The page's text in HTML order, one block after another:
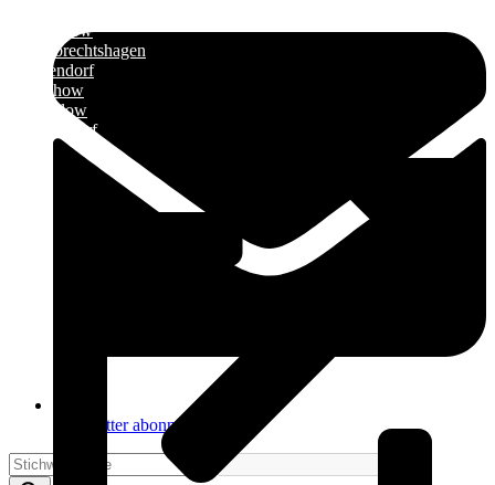
Newsletter abonnieren
Kritzmow
Lambrechtshagen
Papendorf
Pölchow
Stäbelow
Ziesendorf